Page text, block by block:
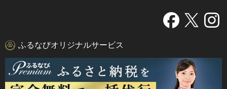
ふるなびオリジナルサービス